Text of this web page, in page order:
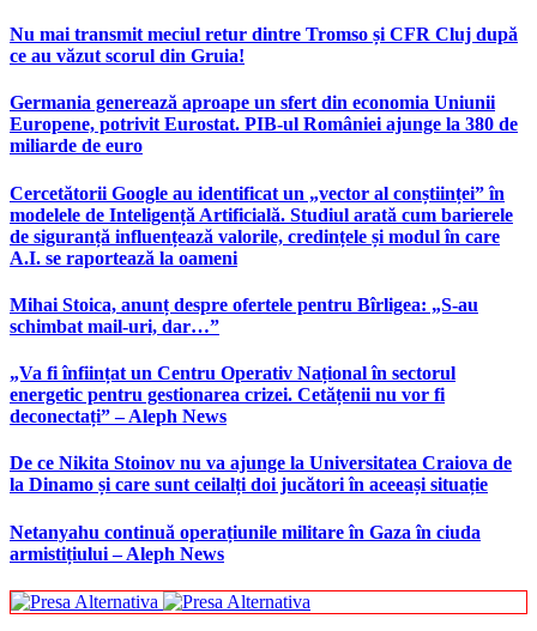
Nu mai transmit meciul retur dintre Tromso și CFR Cluj după
ce au văzut scorul din Gruia!
Germania generează aproape un sfert din economia Uniunii
Europene, potrivit Eurostat. PIB-ul României ajunge la 380 de
miliarde de euro
Cercetătorii Google au identificat un „vector al conștiinței” în
modelele de Inteligență Artificială. Studiul arată cum barierele
de siguranță influențează valorile, credințele și modul în care
A.I. se raportează la oameni
Mihai Stoica, anunț despre ofertele pentru Bîrligea: „S-au
schimbat mail-uri, dar…”
„Va fi înființat un Centru Operativ Național în sectorul
energetic pentru gestionarea crizei. Cetățenii nu vor fi
deconectați” – Aleph News
De ce Nikita Stoinov nu va ajunge la Universitatea Craiova de
la Dinamo și care sunt ceilalți doi jucători în aceeași situație
Netanyahu continuă operațiunile militare în Gaza în ciuda
armistițiului – Aleph News